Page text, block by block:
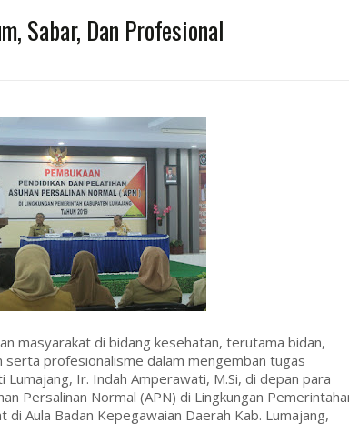
Sabar, Dan Profesional
masyarakat di bidang kesehatan, terutama bidan,
serta profesionalisme dalam mengemban tugas
Ir. Indah Amperawati, M.Si, di depan para
Persalinan Normal (APN) di Lingkungan
Aula Badan Kepegawaian Daerah Kab. Lumajang,